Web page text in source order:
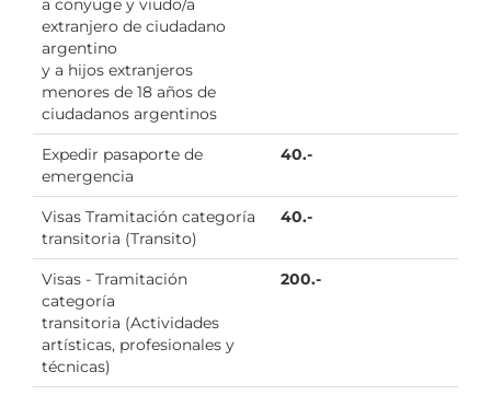
a conyuge y viudo/a
extranjero de ciudadano
argentino
y a hijos extranjeros
menores de 18 años de
ciudadanos argentinos
Expedir pasaporte de
emergencia
40.-
Visas Tramitación categoría
transitoria (Transito)
40.-
Visas - Tramitación
categoría
transitoria (Actividades
artísticas, profesionales y
técnicas)
200.-